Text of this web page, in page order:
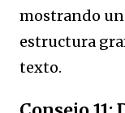
mostrando
estructura
texto.